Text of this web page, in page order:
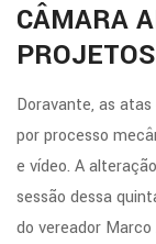
CÂMARA
PROJETOS
Doravante, as
por processo
e vídeo. A
sessão dessa
do vereador Marco